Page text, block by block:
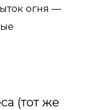
огня —
(тот же